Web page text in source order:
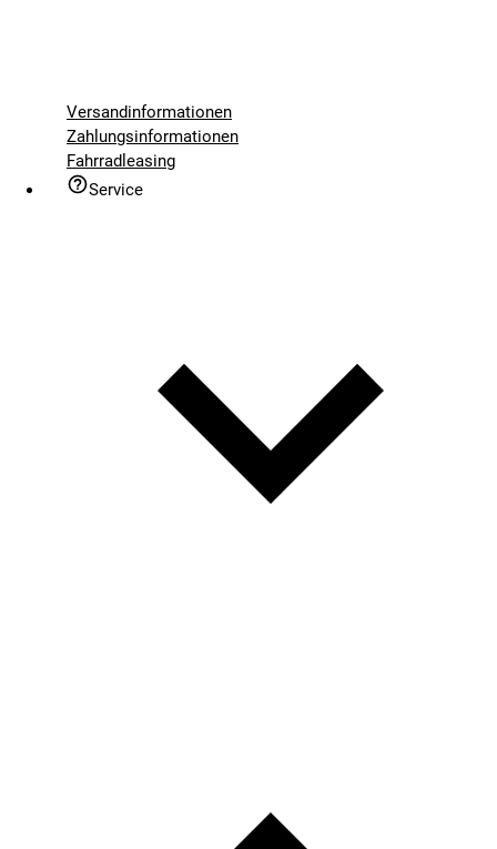
Versandinformationen
Zahlungsinformationen
Fahrradleasing
Service